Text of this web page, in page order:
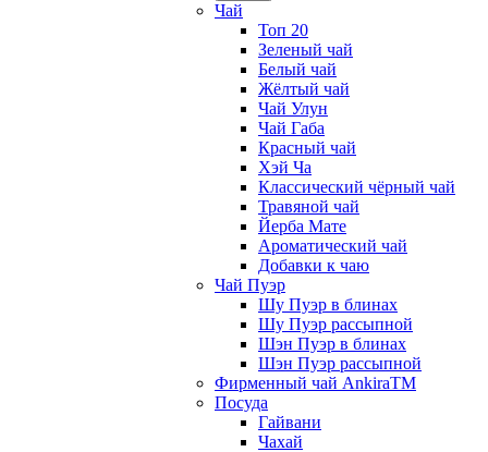
Чай
Топ 20
Зеленый чай
Белый чай
Жёлтый чай
Чай Улун
Чай Габа
Красный чай
Хэй Ча
Классический чёрный чай
Травяной чай
Йерба Мате
Ароматический чай
Добавки к чаю
Чай Пуэр
Шу Пуэр в блинах
Шу Пуэр рассыпной
Шэн Пуэр в блинах
Шэн Пуэр рассыпной
Фирменный чай AnkiraTM
Посуда
Гайвани
Чахай